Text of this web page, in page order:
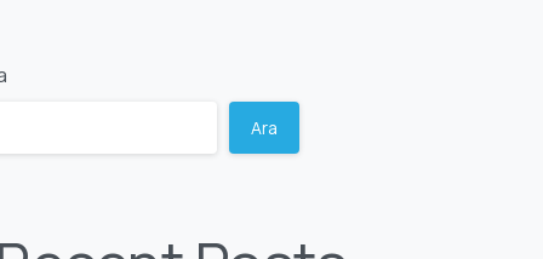
Ara